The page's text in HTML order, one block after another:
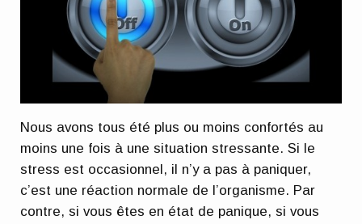
Nous avons tous été plus ou moins confortés au
moins une fois à une situation stressante. Si le
stress est occasionnel, il n’y a pas à paniquer,
c’est une réaction normale de l’organisme. Par
contre, si vous êtes en état de panique, si vous